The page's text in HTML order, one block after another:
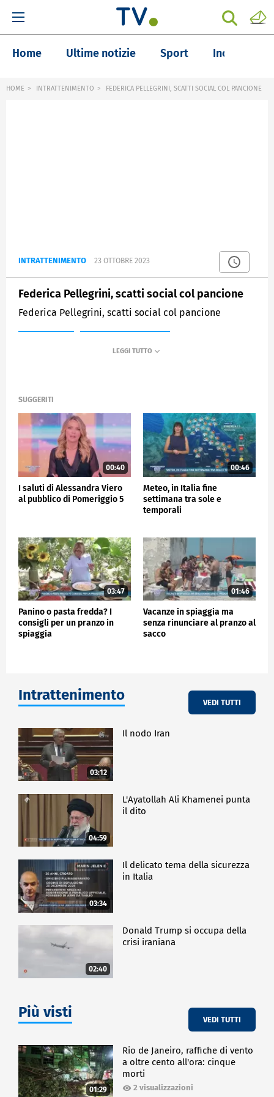
Home Ultime notizie Sport Inchieste
HOME INTRATTENIMENTO FEDERICA PELLEGRINI, SCATTI SOCIAL COL PANCIONE
INTRATTENIMENTO 23 OTTOBRE 2023
Federica Pellegrini, scatti social col pancione
Federica Pellegrini, scatti social col pancione
SUGGERITI
00:40
I saluti di Alessandra Viero
al pubblico di Pomeriggio 5
00:46
Meteo, in Italia fine
settimana tra sole e
temporali
03:47
Panino o pasta fredda? I
consigli per un pranzo in
spiaggia
01:46
Vacanze in spiaggia ma
senza rinunciare al pranzo al
sacco
Intrattenimento VEDI TUTTI
03:12
Il nodo Iran
04:59
L'Ayatollah Ali Khamenei punta
il dito
03:34
Il delicato tema della sicurezza
in Italia
02:40
Donald Trump si occupa della
crisi iraniana
Più visti VEDI TUTTI
01:29
Rio de Janeiro, raffiche di vento
a oltre cento all'ora: cinque
morti
2 visualizzazioni